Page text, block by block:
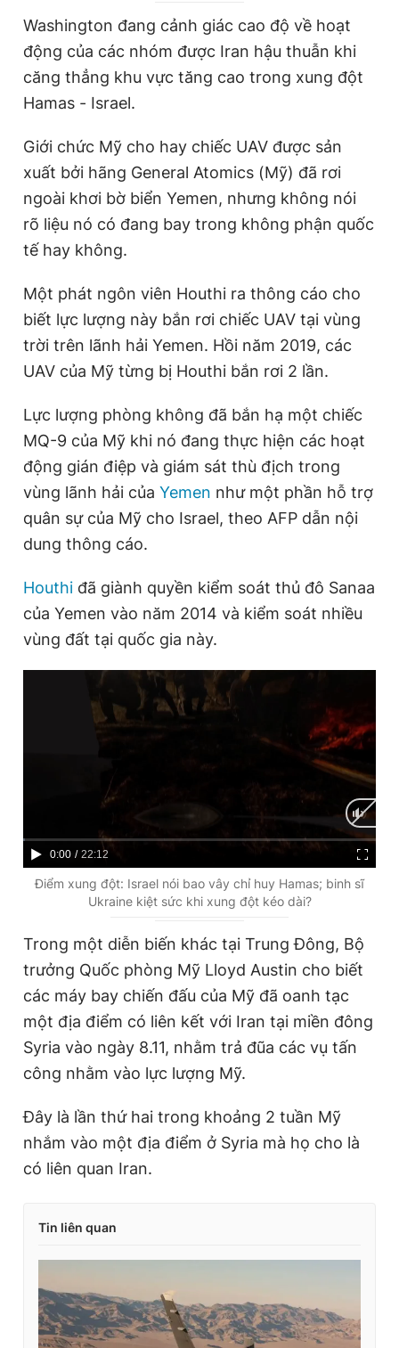
m
e
t
i
Washington đang cảnh giác cao độ về hoạt
động của các nhóm được Iran hậu thuẫn khi
căng thẳng khu vực tăng cao trong xung đột
Hamas - Israel.
Giới chức Mỹ cho hay chiếc UAV được sản
xuất bởi hãng General Atomics (Mỹ) đã rơi
ngoài khơi bờ biển Yemen, nhưng không nói
rõ liệu nó có đang bay trong không phận quốc
tế hay không.
Một phát ngôn viên Houthi ra thông cáo cho
biết lực lượng này bắn rơi chiếc UAV tại vùng
trời trên lãnh hải Yemen. Hồi năm 2019, các
UAV của Mỹ từng bị Houthi bắn rơi 2 lần.
Lực lượng phòng không đã bắn hạ một chiếc
MQ-9 của Mỹ khi nó đang thực hiện các hoạt
động gián điệp và giám sát thù địch trong
vùng lãnh hải của Yemen như một phần hỗ trợ
quân sự của Mỹ cho Israel, theo AFP dẫn nội
dung thông cáo.
Houthi đã giành quyền kiểm soát thủ đô Sanaa
của Yemen vào năm 2014 và kiểm soát nhiều
vùng đất tại quốc gia này.
C
u
e
t
T
e
0:00 / D
u
t
n
22:12
Điểm xung đột: Israel nói bao vây chỉ huy Hamas; binh sĩ
Ukraine kiệt sức khi xung đột kéo dài?
Trong một diễn biến khác tại Trung Đông, Bộ
trưởng Quốc phòng Mỹ Lloyd Austin cho biết
các máy bay chiến đấu của Mỹ đã oanh tạc
một địa điểm có liên kết với Iran tại miền đông
Syria vào ngày 8.11, nhằm trả đũa các vụ tấn
công nhằm vào lực lượng Mỹ.
Đây là lần thứ hai trong khoảng 2 tuần Mỹ
nhắm vào một địa điểm ở Syria mà họ cho là
có liên quan Iran.
Tin liên quan